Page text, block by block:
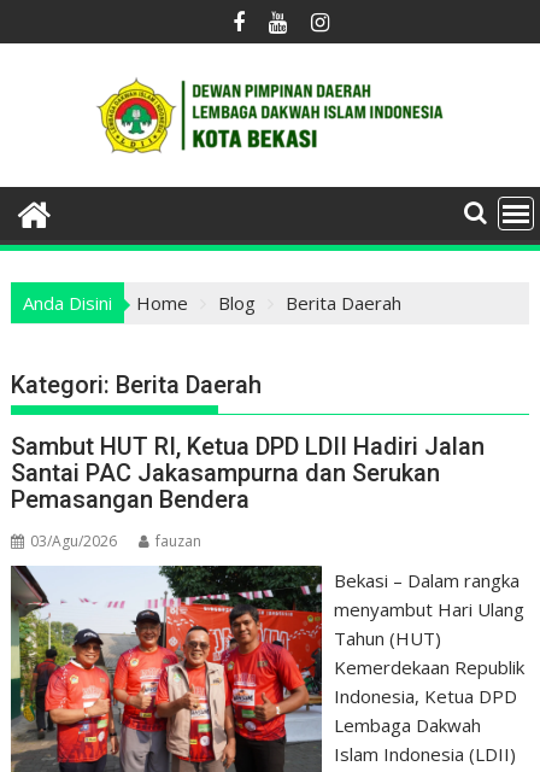
to
Anda Disini Home Blog Berita Daerah
Kategori: Berita Daerah
Sambut HUT RI, Ketua DPD LDII Hadiri Jalan
Santai PAC Jakasampurna dan Serukan
Pemasangan Bendera
03/Agu/2026 fauzan
Bekasi – Dalam rangka
menyambut Hari Ulang
Tahun (HUT)
Kemerdekaan Republik
Indonesia, Ketua DPD
Lembaga Dakwah
Islam Indonesia (LDII)